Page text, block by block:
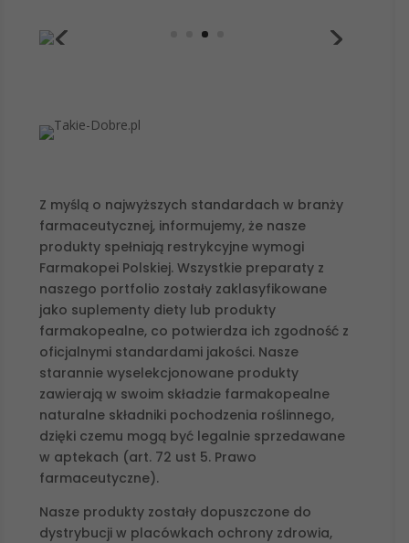
Z myślą o najwyższych standardach w branży
farmaceutycznej, informujemy, że nasze
produkty spełniają restrykcyjne wymogi
Farmakopei Polskiej. Wszystkie preparaty z
naszego portfolio zostały zaklasyfikowane
jako suplementy diety lub produkty
farmakopealne, co potwierdza ich zgodność z
oficjalnymi standardami jakości. Nasze
starannie wyselekcjonowane produkty
zawierają w swoim składzie farmakopealne
naturalne składniki pochodzenia roślinnego,
dzięki czemu mogą być legalnie sprzedawane
w aptekach (art. 72 ust 5. Prawo
farmaceutyczne).
Nasze produkty zostały dopuszczone do
dystrybucji w placówkach ochrony zdrowia,